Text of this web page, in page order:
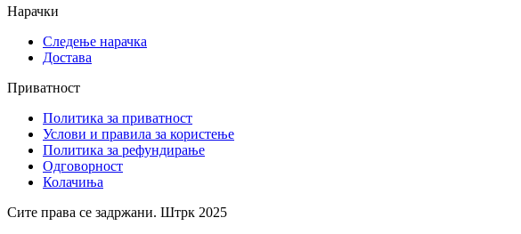
Нарачки
Следење нарачка
Достава
Приватност
Политика за приватност
Услови и правила за користење
Политика за рефундирање
Одговорност
Колачиња
Сите права се задржани. Штрк 2025